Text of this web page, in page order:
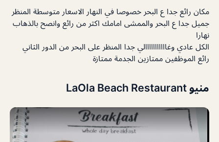
مكان رائع جدا ع البحر خصوصا في النهار الاسعار متوسطة المنظر
جميل جدا ع البحر والممشى امامك اكثر من رائع وانصح بالذهاب
نهارا
الكل عادي وغااااااااااالي جدا المنظر على البحر من الدور الثاني
رائع الموظفين ممتازين الجدمة ممتازة
منيو LaOla Beach Restaurant